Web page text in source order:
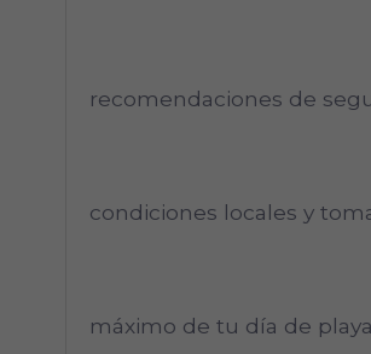
recomendaciones de
condiciones locales y
máximo de tu día de